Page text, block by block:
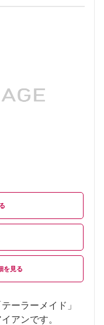
ーラーメイド」
アンです。